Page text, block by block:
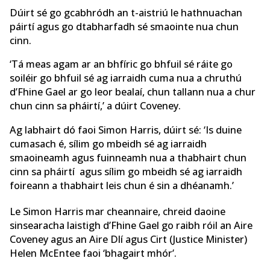
Dúirt sé go gcabhródh an t-aistriú le hathnuachan
páirtí agus go dtabharfadh sé smaointe nua chun
cinn.
‘Tá meas agam ar an bhfíric go bhfuil sé ráite go
soiléir go bhfuil sé ag iarraidh cuma nua a chruthú
d’Fhine Gael ar go leor bealaí, chun tallann nua a chur
chun cinn sa pháirtí,’ a dúirt Coveney.
Ag labhairt dó faoi Simon Harris, dúirt sé: ‘Is duine
cumasach é, sílim go mbeidh sé ag iarraidh
smaoineamh agus fuinneamh nua a thabhairt chun
cinn sa pháirtí agus sílim go mbeidh sé ag iarraidh
foireann a thabhairt leis chun é sin a dhéanamh.’
Le Simon Harris mar cheannaire, chreid daoine
sinsearacha laistigh d’Fhine Gael go raibh róil an Aire
Coveney agus an Aire Dlí agus Cirt (Justice Minister)
Helen McEntee faoi ‘bhagairt mhór’.